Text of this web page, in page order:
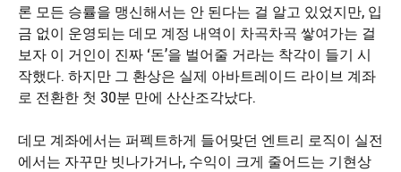
론 모든 승률을 맹신해서는 안 된다는 걸 알고 있었지만, 입
금 없이 운영되는 데모 계정 내역이 차곡차곡 쌓여가는 걸
보자 이 거인이 진짜 ‘돈’을 벌어줄 거라는 착각이 들기 시
작했다. 하지만 그 환상은 실제 아바트레이드 라이브 계좌
로 전환한 첫 30분 만에 산산조각났다.
데모 계좌에서는 퍼펙트하게 들어맞던 엔트리 로직이 실전
에서는 자꾸만 빗나가거나, 수익이 크게 줄어드는 기현상